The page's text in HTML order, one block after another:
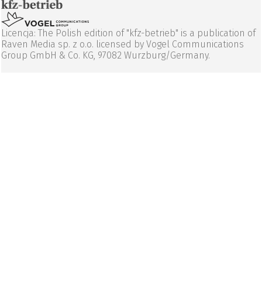
Licencja: The Polish edition of "kfz-betrieb" is a publication of
Raven Media sp. z o.o. licensed by Vogel Communications
Group GmbH & Co. KG, 97082 Wurzburg/Germany.